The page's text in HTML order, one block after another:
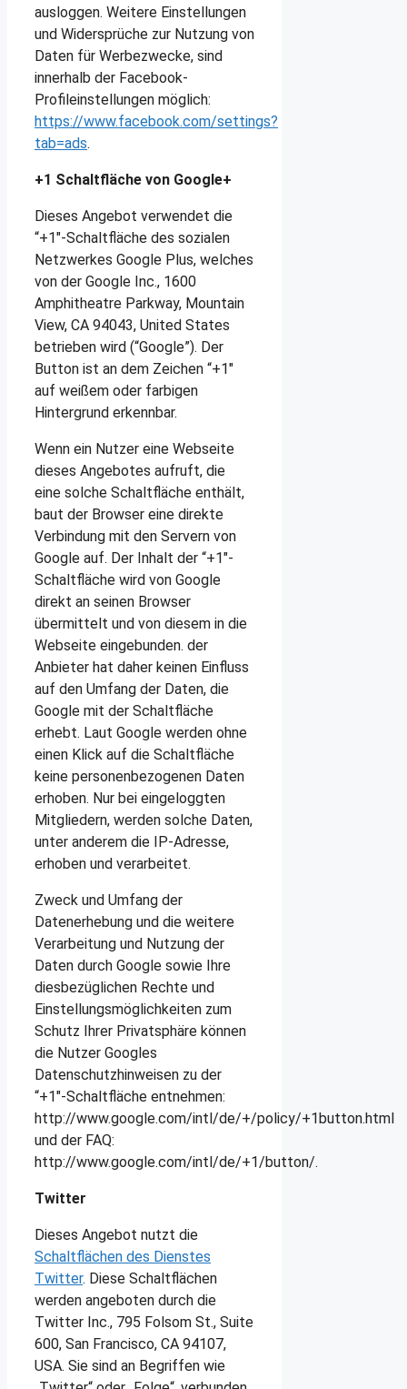
ausloggen. Weitere Einstellungen
und Widersprüche zur Nutzung von
Daten für Werbezwecke, sind
innerhalb der Facebook-
Profileinstellungen möglich:
https://www.facebook.com/settings?
tab=ads.
+1 Schaltfläche von Google+
Dieses Angebot verwendet die
“+1″-Schaltfläche des sozialen
Netzwerkes Google Plus, welches
von der Google Inc., 1600
Amphitheatre Parkway, Mountain
View, CA 94043, United States
betrieben wird (“Google”). Der
Button ist an dem Zeichen “+1″
auf weißem oder farbigen
Hintergrund erkennbar.
Wenn ein Nutzer eine Webseite
dieses Angebotes aufruft, die
eine solche Schaltfläche enthält,
baut der Browser eine direkte
Verbindung mit den Servern von
Google auf. Der Inhalt der “+1″-
Schaltfläche wird von Google
direkt an seinen Browser
übermittelt und von diesem in die
Webseite eingebunden. der
Anbieter hat daher keinen Einfluss
auf den Umfang der Daten, die
Google mit der Schaltfläche
erhebt. Laut Google werden ohne
einen Klick auf die Schaltfläche
keine personenbezogenen Daten
erhoben. Nur bei eingeloggten
Mitgliedern, werden solche Daten,
unter anderem die IP-Adresse,
erhoben und verarbeitet.
Zweck und Umfang der
Datenerhebung und die weitere
Verarbeitung und Nutzung der
Daten durch Google sowie Ihre
diesbezüglichen Rechte und
Einstellungsmöglichkeiten zum
Schutz Ihrer Privatsphäre können
die Nutzer Googles
Datenschutzhinweisen zu der
“+1″-Schaltfläche entnehmen:
http://www.google.com/intl/de/+/policy/+1button.html
und der FAQ:
http://www.google.com/intl/de/+1/button/.
Twitter
Dieses Angebot nutzt die
Schaltflächen des Dienstes
Twitter. Diese Schaltflächen
werden angeboten durch die
Twitter Inc., 795 Folsom St., Suite
600, San Francisco, CA 94107,
USA. Sie sind an Begriffen wie